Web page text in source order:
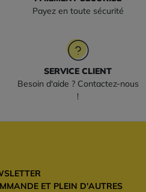
Payez en toute sécurité
SERVICE CLIENT
Besoin d'aide ? Contactez-nous
!
ET PLEIN D'AUTRES